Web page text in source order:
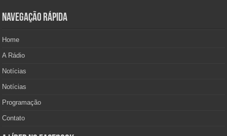
Navegação Rápida
Home
A Rádio
Notícias
Notícias
Programação
Contato